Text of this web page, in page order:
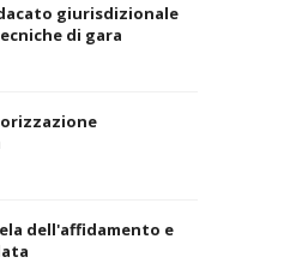
giurisdizionale
di gara
dell'affidamento e